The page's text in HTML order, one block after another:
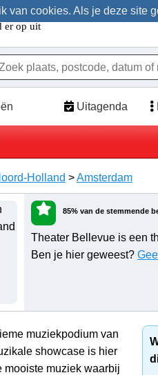
van cookies. Als je deze site
Uitagenda
Holland >Amsterdam
85% van de stemmende
Theater Bellevue is een
Ben je hier geweest?
muziekpodium van
showcase is hier
mooiste muziek waarbij